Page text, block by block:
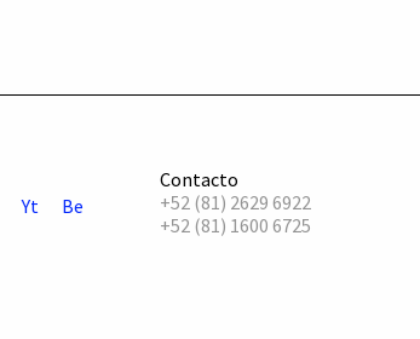
Yt Be
Contacto
+52 (81) 2629 6922
+52 (81) 1600 6725